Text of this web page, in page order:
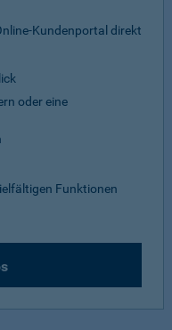
Kundenportal direkt
oder eine
Funktionen